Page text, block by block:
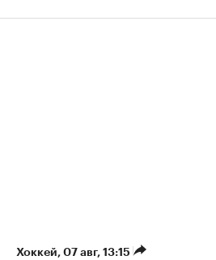
Хоккей 07 авг, 13:15